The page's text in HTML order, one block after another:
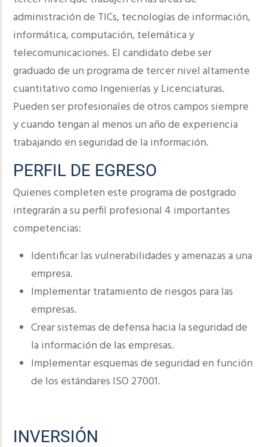
administración de TICs, tecnologías de información,
informática, computación, telemática y
telecomunicaciones. El candidato debe ser
graduado de un programa de tercer nivel altamente
cuantitativo como Ingenierías y Licenciaturas.
Pueden ser profesionales de otros campos siempre
y cuando tengan al menos un año de experiencia
trabajando en seguridad de la información.
PERFIL DE EGRESO
Quienes completen este programa de postgrado
integrarán a su perfil profesional 4 importantes
competencias:
Identificar las vulnerabilidades y amenazas a una
empresa.
Implementar tratamiento de riesgos para las
empresas.
Crear sistemas de defensa hacia la seguridad de
la información de las empresas.
Implementar esquemas de seguridad en función
de los estándares ISO 27001.
INVERSIÓN